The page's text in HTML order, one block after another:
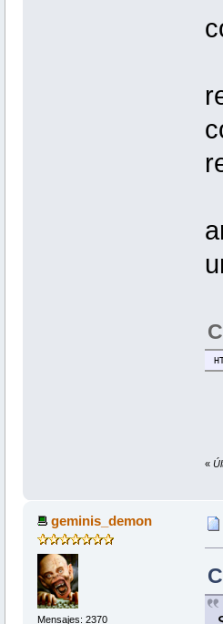
«
geminis_demon
Mensajes: 2370